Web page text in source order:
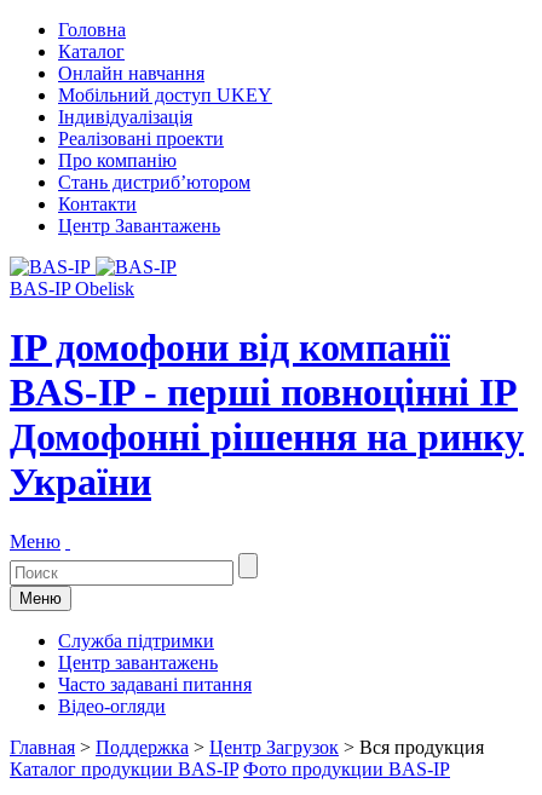
Головна
Каталог
Онлайн навчання
Мобільний доступ UKEY
Індивідуалізація
Реалізовані проекти
Про компанію
Стань дистриб’ютором
Контакти
Центр Завантажень
BAS-IP Obelisk
IP домофони від компанії
BAS-IP - перші повноцінні IP
Домофонні рішення на ринку
України
Меню
Меню
Служба підтримки
Центр завантажень
Часто задавані питання
Відео-огляди
Главная > Поддержка > Центр Загрузок > Вся продукция
Каталог продукции BAS-IP Фото продукции BAS-IP